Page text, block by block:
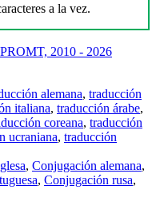
a la vez.
2010 - 2026
alemana, traducción
italiana, traducción árabe,
coreana, traducción
ucraniana, traducción
, Conjugación alemana,
, Conjugación rusa,